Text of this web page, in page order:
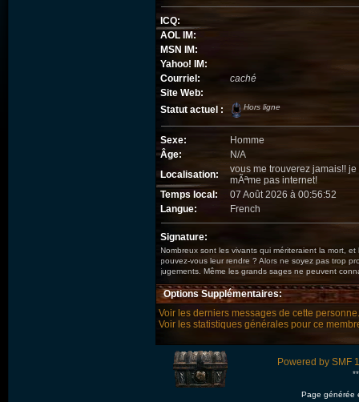
ICQ:
AOL IM:
MSN IM:
Yahoo! IM:
Courriel:
caché
Site Web:
Statut actuel :
Hors ligne
Sexe:
Homme
Âge:
N/A
Localisation:
vous me trouverez jamais!!
mÃªme pas internet!
Temps local:
07 Août 2026 à 00:56:52
Langue:
French
Signature:
Nombreux sont les vivants qui mériteraient la mort,
pouvez-vous leur rendre ? Alors ne soyez pas trop
jugements. Même les grands sages ne peuvent
Options Supplémentaires:
Voir les derniers messages de cette
Voir les statistiques générales pour ce
Powered by SMF
Page générée